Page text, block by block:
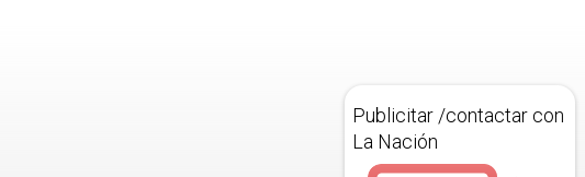
Publicitar /contactar con
La Nación